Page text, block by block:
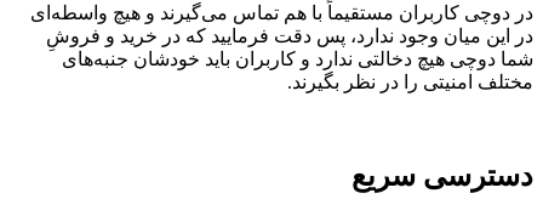
در دوچی کاربران مستقیماً با هم تماس می‌گیرند و هیچ واسطه‌ای
در این میان وجود ندارد، پس دقت فرمایید که در خرید و فروشِ
شما دوچی هیچ دخالتی ندارد و کاربران باید خودشان جنبه‌های
مختلف امنیتی را در نظر بگیرند.
دسترسی سریع